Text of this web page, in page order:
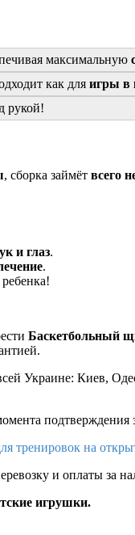
максимальную
как для игры в
рукой!
, сборка займёт всего
и глаз.
.
Баскетбольный
всей Украине: Киев,
подтверждения
тренировок на
и оплаты за
игрушки.